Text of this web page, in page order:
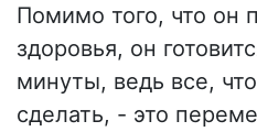
Помимо того, что он
здоровья, он
минуты, ведь все,
сделать, - это